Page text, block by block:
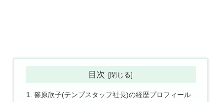
目次
篠原欣子(テンプスタッフ社長)の経歴プロフィール